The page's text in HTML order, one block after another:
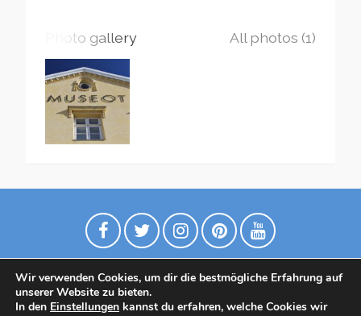
Photo gallery All photos (1)
Wir verwenden Cookies, um dir die bestmögliche Erfahrung auf
unserer Website zu bieten.
In den Einstellungen kannst du erfahren, welche Cookies wir